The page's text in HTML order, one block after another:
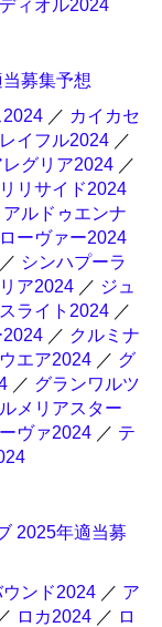
ィオル2024
募集予想
2024 ／ カイカセ
レイフル2024 ／
グリア2024 ／
リリサイド2024
アルドゥエンナ
ーヴァー2024
／ シンハプーラ
ア2024 ／ ジュ
ライト2024 ／
2024 ／ クルミナ
エア2024 ／ グ
／ グランワルツ
メリアスター
ヴァ2024 ／ テ
2025年適当募
ンド2024 ／ ア
ロカ2024 ／ ロ